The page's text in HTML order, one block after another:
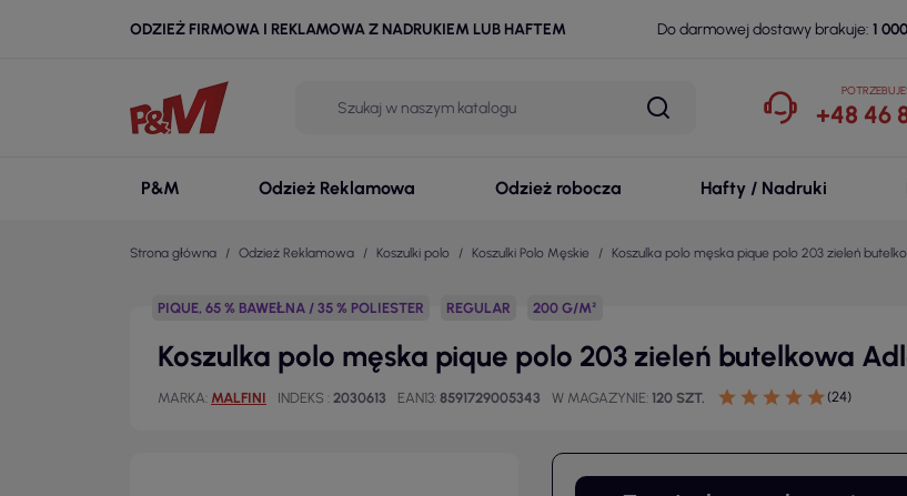
ODZIEŻ FIRMOWA I REKLAMOWA Z NADRUKIEM LUB HAFTEM Do darmowej dostawy brakuje: 1
+48 46
P&M Odzież Reklamowa Odzież robocza Hafty / Nadruki
Strona główna Odzież Reklamowa Koszulki polo Koszulki Polo Męskie Koszulka polo męska pique polo 203 zieleń
PIQUE, 65 % BAWEŁNA / 35 % POLIESTER REGULAR 200 G/M²
Koszulka polo męska pique polo 203 zieleń butelkowa
MARKA MALFINI INDEKS 2030613 EAN13 8591729005343 W MAGAZYNIE 120 SZT. (24)